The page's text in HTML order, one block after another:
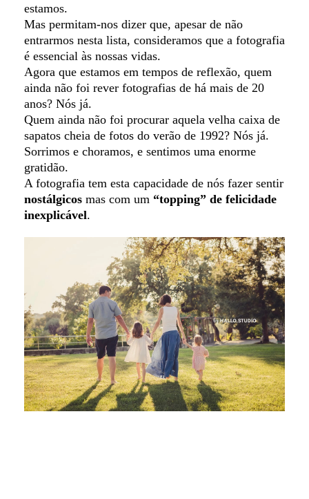
estamos.
Mas permitam-nos dizer que, apesar de não
entrarmos nesta lista, consideramos que a fotografia
é essencial às nossas vidas.
Agora que estamos em tempos de reflexão, quem
ainda não foi rever fotografias de há mais de 20
anos? Nós já.
Quem ainda não foi procurar aquela velha caixa de
sapatos cheia de fotos do verão de 1992? Nós já.
Sorrimos e choramos, e sentimos uma enorme
gratidão.
A fotografia tem esta capacidade de nós fazer sentir
nostálgicos mas com um “topping” de felicidade
inexplicável.